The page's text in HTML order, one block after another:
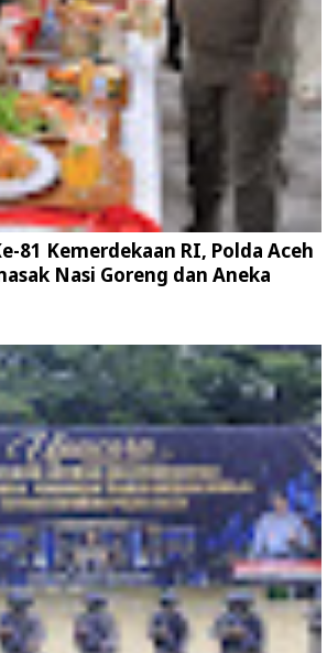
81 Kemerdekaan RI, Polda Aceh
Nasi Goreng dan Aneka